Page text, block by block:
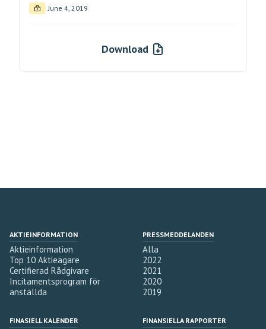
June 4, 2019
Download
AKTIEINFORMATION
Aktieinformation
Top 10 Aktieägare
Certifierad Rådgivare
Incitamentsprogram för
anställda
PRESSMEDDELANDEN
Alla
2022
2021
2020
2019
FINASIELL KALENDER FINANSIELLA RAPPORTER